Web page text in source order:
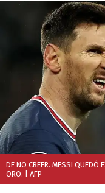
DE NO CREER. MESSI QUEDÓ
ORO. | AFP